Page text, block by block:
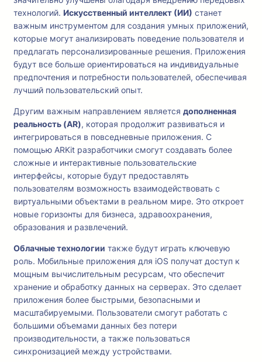
технологий. Искусственный интеллект (ИИ) станет
важным инструментом для создания умных приложений,
которые могут анализировать поведение пользователя и
предлагать персонализированные решения. Приложения
будут все больше ориентироваться на индивидуальные
предпочтения и потребности пользователей, обеспечивая
лучший пользовательский опыт.
Другим важным направлением является дополненная
реальность (AR), которая продолжит развиваться и
интегрироваться в повседневные приложения. С
помощью ARKit разработчики смогут создавать более
сложные и интерактивные пользовательские
интерфейсы, которые будут предоставлять
пользователям возможность взаимодействовать с
виртуальными объектами в реальном мире. Это откроет
новые горизонты для бизнеса, здравоохранения,
образования и развлечений.
Облачные технологии также будут играть ключевую
роль. Мобильные приложения для iOS получат доступ к
мощным вычислительным ресурсам, что обеспечит
хранение и обработку данных на серверах. Это сделает
приложения более быстрыми, безопасными и
масштабируемыми. Пользователи смогут работать с
большими объемами данных без потери
производительности, а также пользоваться
синхронизацией между устройствами.